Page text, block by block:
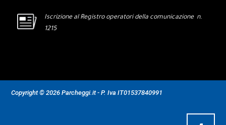
Iscrizione al Registro operatori della comunicazione n.
1215
Copyright © 2026 Parcheggi.it - P. Iva IT01537840991